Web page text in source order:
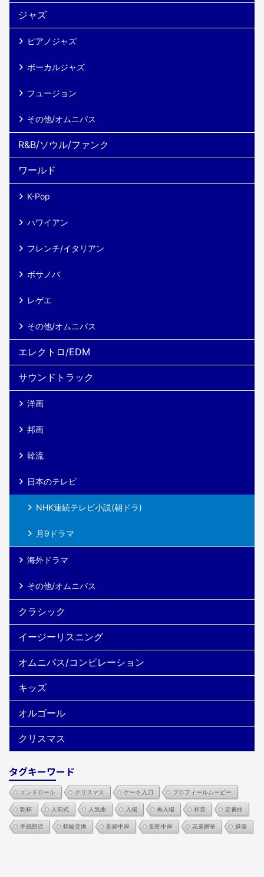
ジャズ
ピアノジャズ
ボーカルジャズ
フュージョン
その他/オムニバス
R&B/ソウル/ファンク
ワールド
K-Pop
ハワイアン
フレンチ/イタリアン
ボサノバ
レゲエ
その他/オムニバス
エレクトロ/EDM
サウンドトラック
洋画
邦画
韓流
日本のテレビ
NHK連続テレビ小説(朝ドラ)
月9ドラマ
海外ドラマ
その他/オムニバス
クラシック
イージーリスニング
オムニバス/コンピレーション
キッズ
オルゴール
クリスマス
タグキーワード
エンドロール クリスマス ケーキ入刀 プロフィールムービー
乾杯 人前式 人気曲 入場 再入場 和装 定番曲
手紙朗読 指輪交換 新婦中座 新郎中座 花束贈呈 退場